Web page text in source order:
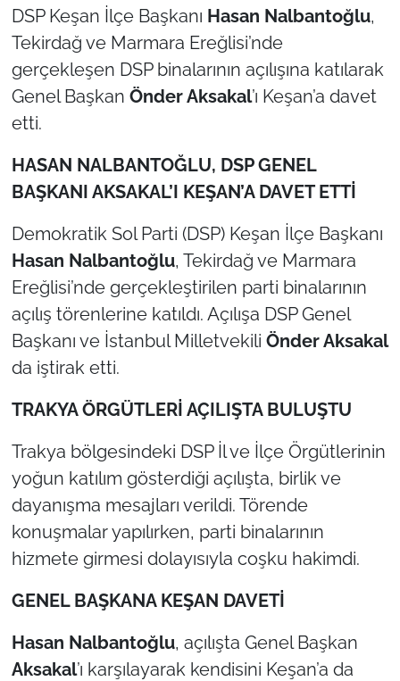
DSP Keşan İlçe Başkanı Hasan Nalbantoğlu,
Tekirdağ ve Marmara Ereğlisi’nde
gerçekleşen DSP binalarının açılışına katılarak
Genel Başkan Önder Aksakal’ı Keşan’a davet
etti.
HASAN NALBANTOĞLU, DSP GENEL
BAŞKANI AKSAKAL’I KEŞAN’A DAVET ETTİ
Demokratik Sol Parti (DSP) Keşan İlçe Başkanı
Hasan Nalbantoğlu, Tekirdağ ve Marmara
Ereğlisi’nde gerçekleştirilen parti binalarının
açılış törenlerine katıldı. Açılışa DSP Genel
Başkanı ve İstanbul Milletvekili Önder Aksakal
da iştirak etti.
TRAKYA ÖRGÜTLERİ AÇILIŞTA BULUŞTU
Trakya bölgesindeki DSP İl ve İlçe Örgütlerinin
yoğun katılım gösterdiği açılışta, birlik ve
dayanışma mesajları verildi. Törende
konuşmalar yapılırken, parti binalarının
hizmete girmesi dolayısıyla coşku hakimdi.
GENEL BAŞKANA KEŞAN DAVETİ
Hasan Nalbantoğlu, açılışta Genel Başkan
Aksakal’ı karşılayarak kendisini Keşan’a da
RESMİ İLAN
SPOR
EDİRNE
KIRKLARELİ
ÇANAKKALE
TÜRKİYE
Genel
Politika
Flaş Haber
Dış Haberler
Magazin